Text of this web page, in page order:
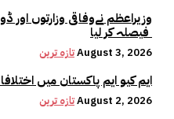
وزیراعظم نےوفاقی وزارتوں اور
تازہ ترینAugust 3, 2026
ایم کیو ایم پاکستان میں
تازہ ترینAugust 2, 2026